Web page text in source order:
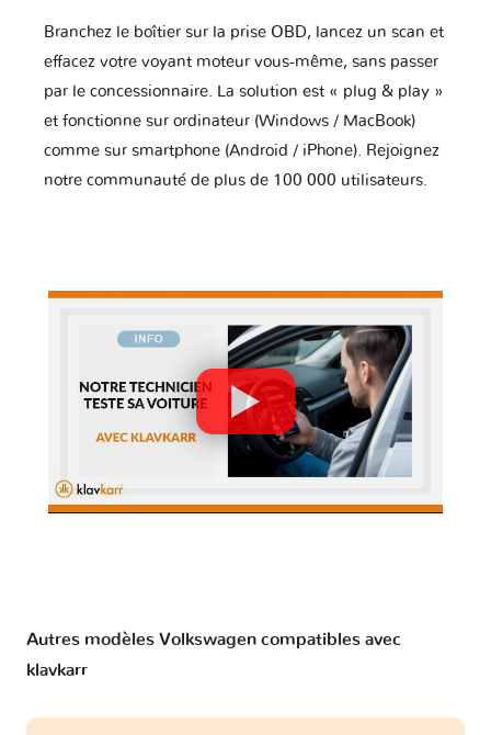
Branchez le boîtier sur la prise OBD, lancez un scan et
effacez votre voyant moteur vous-même, sans passer
par le concessionnaire. La solution est « plug & play »
et fonctionne sur ordinateur (Windows / MacBook)
comme sur smartphone (Android / iPhone). Rejoignez
notre communauté de plus de 100 000 utilisateurs.
Autres modèles Volkswagen compatibles avec
klavkarr